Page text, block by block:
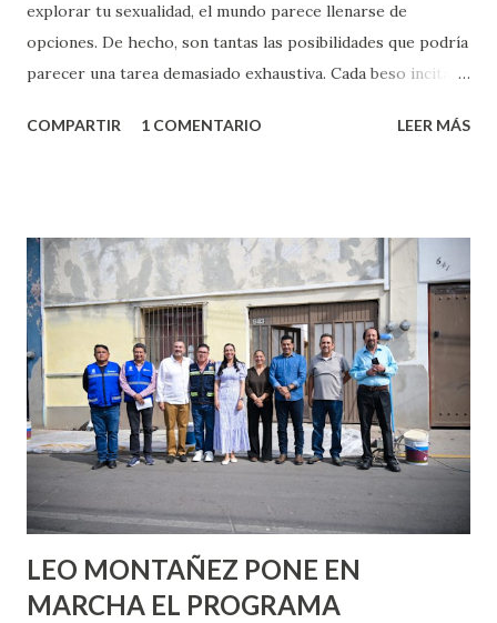
explorar tu sexualidad, el mundo parece llenarse de
opciones. De hecho, son tantas las posibilidades que podría
parecer una tarea demasiado exhaustiva. Cada beso incita
partes de ti que jamás hubieras imaginado. El problema es
conoces ni la mitad de lo que deberías saber. Pero incluso
quienes ya han tenido relaciones sexuales no son expertos
o expertas en el tema. Siempre hay algo nuevo que
aprender y nuevas experiencias que conocer. Si eres una
chica y aún no has tenido relaciones sexuales, tal vez
pienses que el sexo será increíble y no puedas esperar para
experimentarlo, pero como cualquier persona con
experiencia te dirá, siempre es mejor cuando ambas partes
son suficientemen...
COMPARTIR 1 COMENTARIO LEER MÁS
LEO MONTAÑEZ PONE EN
MARCHA EL PROGRAMA